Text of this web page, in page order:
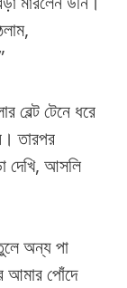
টেনে ধরে
তারপর
দেখি, আসলি
অন্য পা
আমার পোঁদে